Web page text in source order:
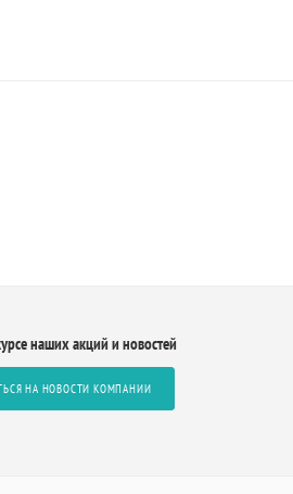
наших акций и новостей
НА НОВОСТИ КОМПАНИИ